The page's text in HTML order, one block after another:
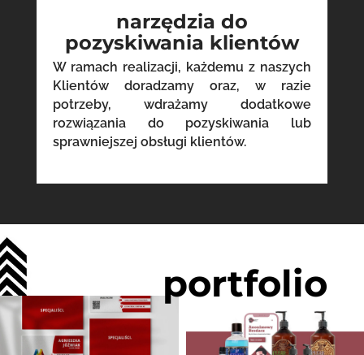
narzędzia do
pozyskiwania klientów
W ramach realizacji, każdemu z naszych
Klientów doradzamy oraz, w razie
potrzeby, wdrażamy dodatkowe
rozwiązania do pozyskiwania lub
sprawniejszej obsługi klientów.
portfolio